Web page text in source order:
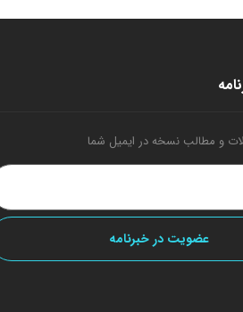
و مطالب نسخه در ایمیل شما